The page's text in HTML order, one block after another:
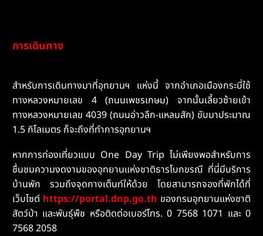
การเดินทาง
สำหรับการเดินทางมาที่อุทยานฯ แห่งนี้ จากอำเภอเมืองกระบี่ใช้
ทางหลวงหมายเลข 4 (ถนนเพชรเกษม) จากนั้นเลี้ยวซ้ายเข้า
ทางหลวงหมายเลข 4039 (ถนนอ่าวลึก-แหลมสัก) ขับมาประมาณ
1.5 กิโลเมตร ก็จะถึงที่ทำการอุทยานฯ
หากการท่องเที่ยวแบบ One Day Trip ไม่เพียงพอสำหรับการ
ชื่นชมความงดงามของอุทยานแห่งชาติธารโบกขรณี ที่นี่มีบริการ
บ้านพัก รวมถึงจุดกางเต็นท์ให้ด้วย โดยสามารถจองที่พักได้ที่
เว็บไซต์ https://portal.dnp.go.th ของกรมอุทยานแห่งชาติ
สัตว์ป่า และพันธุ์พืช หรือติดต่อเบอร์โทร. 0 7568 1071 และ 0
7568 2058